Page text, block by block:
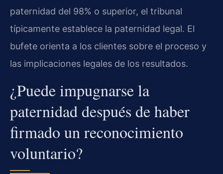
paternidad del 98% o superior, el tribunal
típicamente establece la paternidad legal. El
bufete orienta a los clientes sobre el proceso y
las implicaciones legales de los resultados.
¿Puede impugnarse la
paternidad después de haber
firmado un reconocimiento
voluntario?